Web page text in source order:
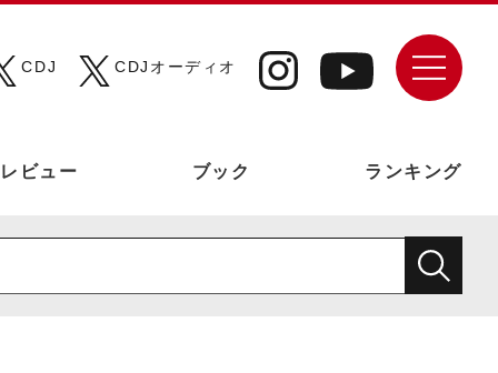
CDJ
CDJオーディオ
レビュー ブック ランキング